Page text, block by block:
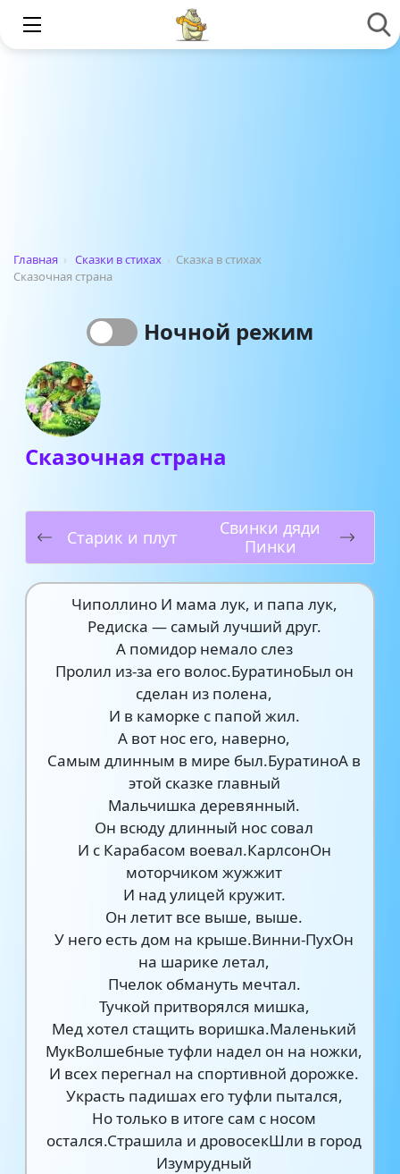
Главная › Сказки в стихах › Сказка в стихах
Сказочная страна
Ночной режим
Сказочная страна
Старик и плут
Свинки дяди
Пинки
Чиполлино И мама лук, и папа лук,
Редиска — самый лучший друг.
А помидор немало слез
Пролил из-за его волос.БуратиноБыл он
сделан из полена,
И в каморке с папой жил.
А вот нос его, наверно,
Самым длинным в мире был.БуратиноА в
этой сказке главный
Мальчишка деревянный.
Он всюду длинный нос совал
И с Карабасом воевал.КарлсонОн
моторчиком жужжит
И над улицей кружит.
Он летит все выше, выше.
У него есть дом на крыше.Винни-ПухОн
на шарике летал,
Пчелок обмануть мечтал.
Тучкой притворялся мишка,
Мед хотел стащить воришка.Маленький
МукВолшебные туфли надел он на ножки,
И всех перегнал на спортивной дорожке.
Украсть падишах его туфли пытался,
Но только в итоге сам с носом
остался.Страшила и дровосекШли в город
Изумрудный